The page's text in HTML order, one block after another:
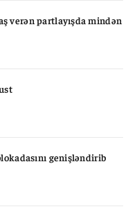
verən partlayışda mindən
genişləndirib